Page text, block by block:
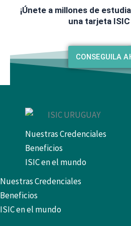
¡Únete a millones de
una tarjeta
CONSEGUILA
Nuestras Credenciales
Beneficios
ISIC en el mundo
Nuestras Credenciales
Beneficios
ISIC en el mundo